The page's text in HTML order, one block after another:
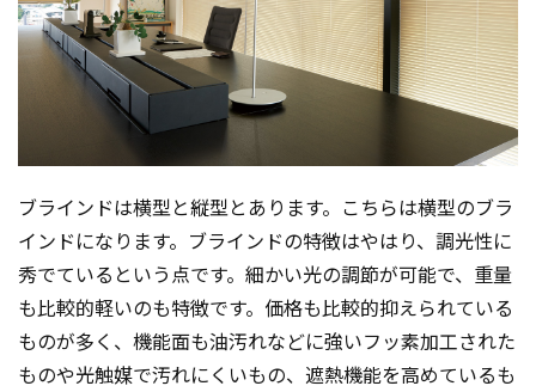
ブラインドは横型と縦型とあります。こちらは横型のブラ
インドになります。ブラインドの特徴はやはり、調光性に
秀でているという点です。細かい光の調節が可能で、重量
も比較的軽いのも特徴です。価格も比較的抑えられている
ものが多く、機能面も油汚れなどに強いフッ素加工された
ものや光触媒で汚れにくいもの、遮熱機能を高めているも